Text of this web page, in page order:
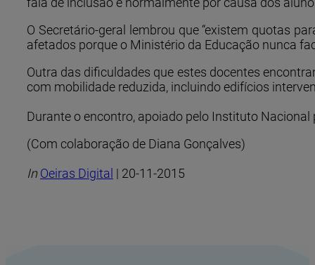
O Secretário-geral lembrou que “existem quotas
afetados porque o Ministério da Educação nunca
Outra das dificuldades que estes docentes
com mobilidade reduzida, incluindo edifícios
Durante o encontro, apoiado pelo Instituto
(Com colaboração de Diana Gonçalves)
In Oeiras Digital | 20-11-2015